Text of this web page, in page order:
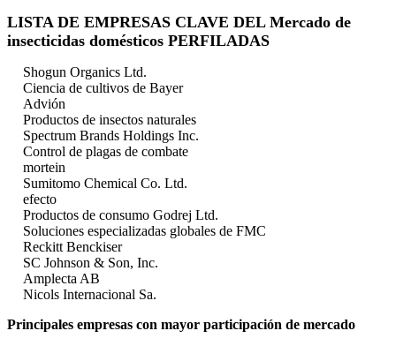
LISTA DE EMPRESAS CLAVE DEL Mercado de
insecticidas domésticos PERFILADAS
Shogun Organics Ltd.
Ciencia de cultivos de Bayer
Advión
Productos de insectos naturales
Spectrum Brands Holdings Inc.
Control de plagas de combate
mortein
Sumitomo Chemical Co. Ltd.
efecto
Productos de consumo Godrej Ltd.
Soluciones especializadas globales de FMC
Reckitt Benckiser
SC Johnson & Son, Inc.
Amplecta AB
Nicols Internacional Sa.
Principales empresas con mayor participación de mercado